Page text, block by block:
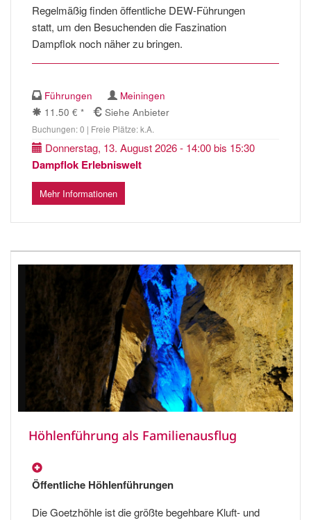
Regelmäßig finden öffentliche DEW-Führungen
statt, um den Besuchenden die Faszination
Dampflok noch näher zu bringen.
Führungen
Meiningen
11.50 € *
Siehe Anbieter
Buchungen: 0 | Freie Plätze: k.A.
Donnerstag, 13. August 2026 - 14:00 bis 15:30
Dampflok Erlebniswelt
Mehr Informationen
Höhlenführung als Familienausflug
Öffentliche Höhlenführungen
Die Goetzhöhle ist die größte begehbare Kluft- und